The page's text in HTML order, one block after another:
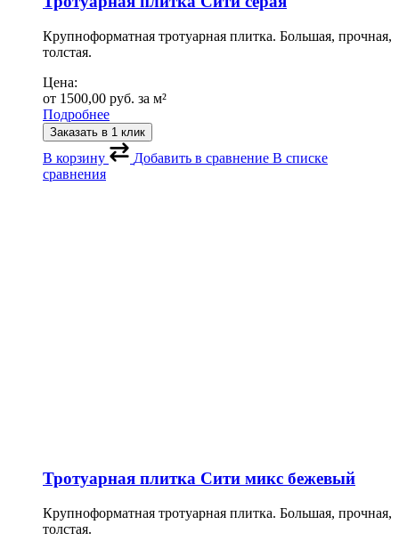
Крупноформатная тротуарная плитка. Большая, прочная,
толстая.
Цена:
от 1500,00 руб. за м²
Подробнее
Заказать в 1 клик
В корзину Добавить в сравнение В списке
сравнения
Тротуарная плитка Сити микс бежевый
Крупноформатная тротуарная плитка. Большая, прочная,
толстая.